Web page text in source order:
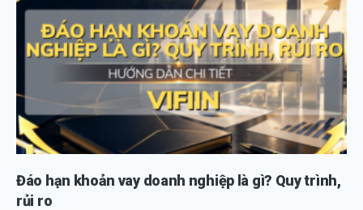
Đáo hạn khoản vay doanh nghiệp là gì? Quy trình,
rủi ro